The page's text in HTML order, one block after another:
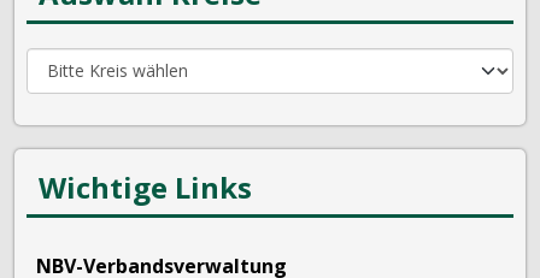
Wichtige Links
NBV-Verbandsverwaltung